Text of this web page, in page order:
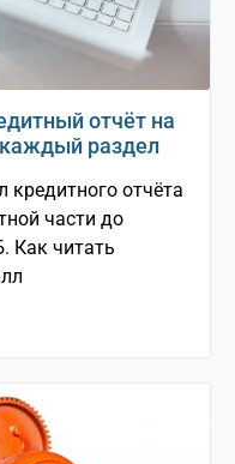
отчёт на
каждый раздел
отчёта
части до
Как читать